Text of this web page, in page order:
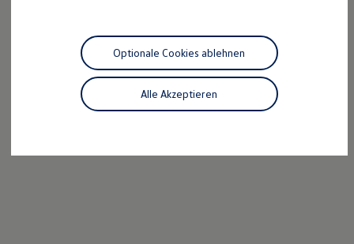
California Reisen & Erlebnisse
California App
California Lifestyle & Zubehör
Übernachten im California
Unternehmen
Karriere im Autohaus
Alle Akzeptieren
Optionale Cookies ablehnen